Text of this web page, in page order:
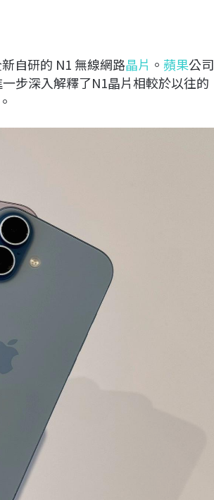
自研的 N1 無線網路晶片 。 蘋果公司
步深入解釋了N1晶片相較於以往的